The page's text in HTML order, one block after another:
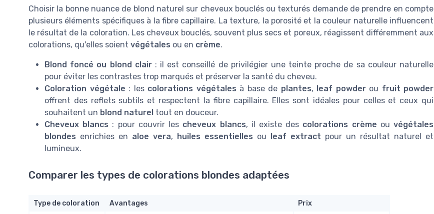
Choisir la bonne nuance de blond naturel sur cheveux bouclés ou texturés demande de prendre en compte
plusieurs éléments spécifiques à la fibre capillaire. La texture, la porosité et la couleur naturelle influencent
le résultat de la coloration. Les cheveux bouclés, souvent plus secs et poreux, réagissent différemment aux
colorations, qu'elles soient végétales ou en crème.
Blond foncé ou blond clair: il est conseillé de privilégier une teinte proche de sa couleur naturelle
pour éviter les contrastes trop marqués et préserver la santé du cheveu.
Coloration végétale : les colorations végétales à base de plantes, leaf powderou fruit powder
offrent des reflets subtils et respectent la fibre capillaire. Elles sont idéales pour celles et ceux qui
souhaitent un blond naturel tout en douceur.
Cheveux blancs : pour couvrir les cheveux blancs, il existe des colorations crème ouvégétales
blondes enrichies en aloe vera, huiles essentielles ou leaf extract pour un résultat naturel et
lumineux.
Comparer les types de colorations blondes adaptées
Type de coloration Avantages
Prix